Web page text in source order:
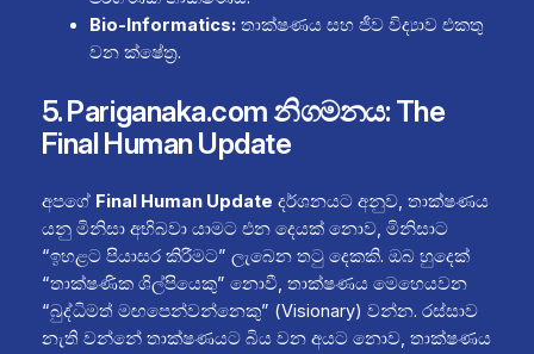
Bio-Informatics:තාක්ෂණය සහ ජීව විද්‍යාව එකතු
වන ක්ෂේත්‍ර.
5. Pariganaka.com නිගමනය: The
Final Human Update
අපගේ Final Human Update දර්ශනයට අනුව, තාක්ෂණය
යනු මිනිසා අභිබවා යාමට එන දෙයක් නොව, මිනිසාට
“ඉහළට පියාසර කිරීමට” ලැබෙන තටු දෙකකි. ඔබ හුදෙක්
“තාක්ෂණික ශිල්පියෙකු” නොවී, තාක්ෂණය මෙහෙයවන
“බුද්ධිමත් මඟපෙන්වන්නෙකු” (Visionary) වන්න. රස්සාව
නැති වන්නේ තාක්ෂණයට බිය වන අයට නොව, තාක්ෂණය